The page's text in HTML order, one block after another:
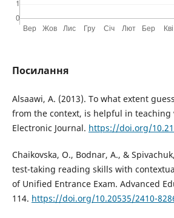
Посилання
Alsaawi, A. (2013). To what extent
from the context, is helpful in teaching
Electronic Journal. https://doi.org/
Chaikovska, O., Bodnar, A., &
test-taking reading skills with
of Unified Entrance Exam. Advanced
114. https://doi.org/10.20535/2410-